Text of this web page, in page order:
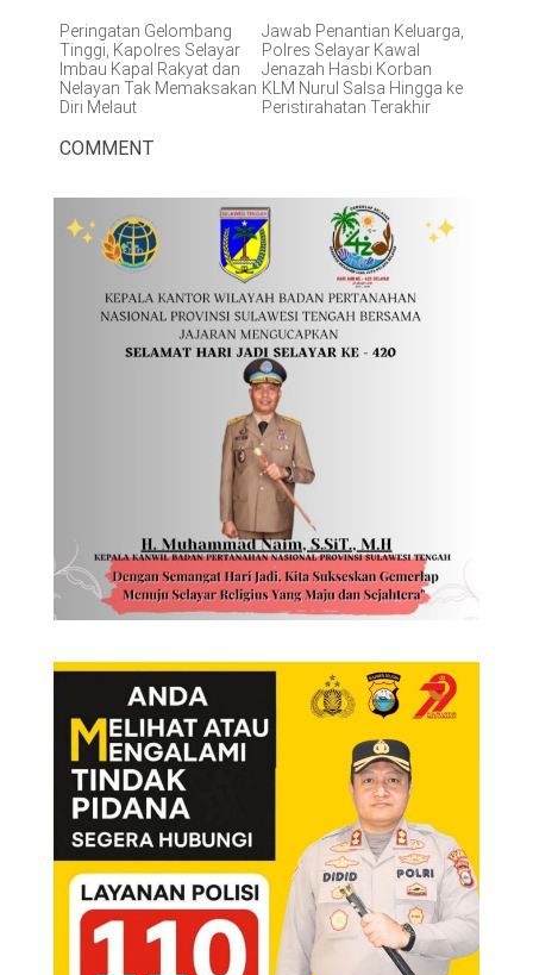
Peringatan Gelombang
Tinggi, Kapolres Selayar
Imbau Kapal Rakyat dan
Nelayan Tak Memaksakan
Diri Melaut
Jawab Penantian Keluarga,
Polres Selayar Kawal
Jenazah Hasbi Korban
KLM Nurul Salsa Hingga ke
Peristirahatan Terakhir
COMMENT